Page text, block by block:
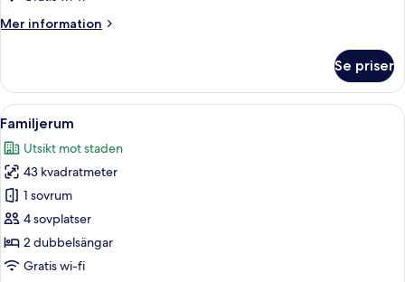
Mer information
Mer
Deluxe
Se priser
Öppna
alla
foton
för
Familjerum
Ett modernt hotellrum med två
4
Familjerum
Utsikt mot staden
43 kvadratmeter
1 sovrum
4 sovplatser
2 dubbelsängar
Gratis wi-fi